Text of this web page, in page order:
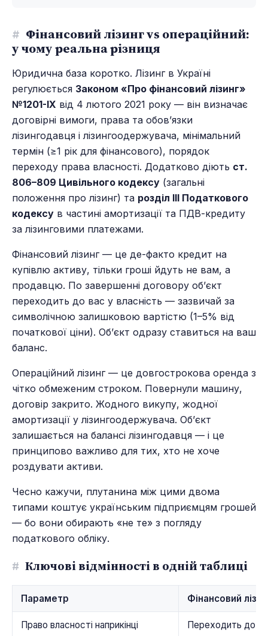
# Фінансовий лізинг vs операційний:
у чому реальна різниця
Юридична база коротко. Лізинг в Україні
регулюється Законом «Про фінансовий лізинг»
№1201-IX від 4 лютого 2021 року — він визначає
договірні вимоги, права та обов’язки
лізингодавця і лізингоодержувача, мінімальний
термін (≥1 рік для фінансового), порядок
переходу права власності. Додатково діють ст.
806–809 Цивільного кодексу (загальні
положення про лізинг) та розділ III Податкового
кодексу в частині амортизації та ПДВ-кредиту
за лізинговими платежами.
Фінансовий лізинг — це де-факто кредит на
купівлю активу, тільки гроші йдуть не вам, а
продавцю. По завершенні договору об’єкт
переходить до вас у власність — зазвичай за
символічною залишковою вартістю (1–5% від
початкової ціни). Об’єкт одразу ставиться на ваш
баланс.
Операційний лізинг — це довгострокова оренда з
чітко обмеженим строком. Повернули машину,
договір закрито. Жодного викупу, жодної
амортизації у лізингоодержувача. Об’єкт
залишається на балансі лізингодавця — і це
принципово важливо для тих, хто не хоче
роздувати активи.
Чесно кажучи, плутанина між цими двома
типами коштує українським підприємцям грошей
— бо вони обирають «не те» з погляду
податкового обліку.
# Ключові відмінності в одній таблиці
Параметр Фінансовий
Право власності наприкінці Переходить до